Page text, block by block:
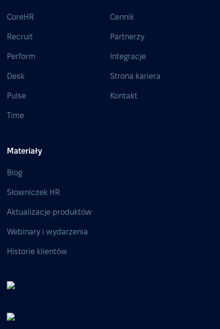
CoreHR
Recruit
Perform
Desk
Pulse
Time
Cennik
Partnerzy
Integracje
Strona kariera
Kontakt
Materiały
Blog
Słowniczek HR
Aktualizacje produktów
Webinary i wydarzenia
Historie klientów